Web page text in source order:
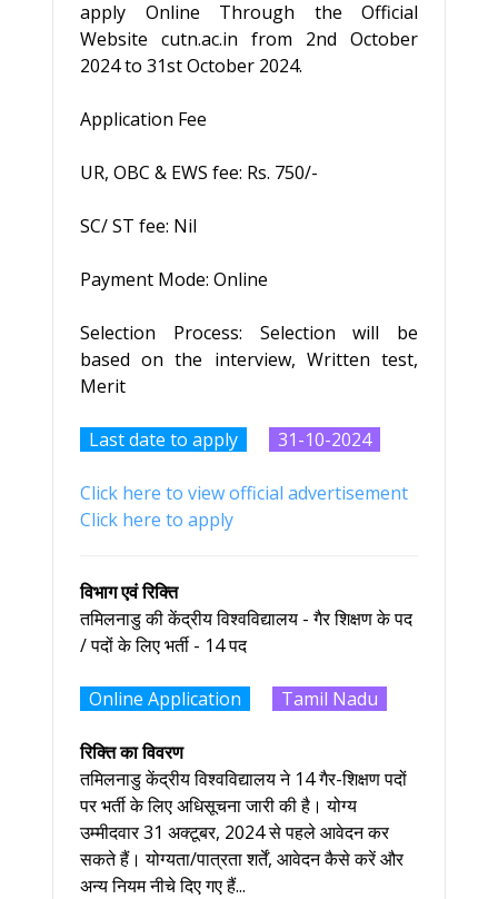
apply Online Through the Official
Website cutn.ac.in from 2nd October
2024 to 31st October 2024.
Application Fee
UR, OBC & EWS fee: Rs. 750/-
SC/ ST fee: Nil
Payment Mode: Online
Selection Process: Selection will be
based on the interview, Written test,
Merit
Last date to apply 31-10-2024
Click here to view official advertisement
Click here to apply
विभाग एवं रिक्ति
तमिलनाडु की केंद्रीय विश्वविद्यालय - गैर शिक्षण के पद
/ पदों के लिए भर्ती - 14 पद
Online Application Tamil Nadu
रिक्ति का विवरण
तमिलनाडु केंद्रीय विश्वविद्यालय ने 14 गैर-शिक्षण पदों
पर भर्ती के लिए अधिसूचना जारी की है। योग्य
उम्मीदवार 31 अक्टूबर, 2024 से पहले आवेदन कर
सकते हैं। योग्यता/पात्रता शर्तें, आवेदन कैसे करें और
अन्य नियम नीचे दिए गए हैं...